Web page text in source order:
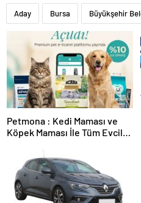
Aday Bursa Büyükşehir
Petmona : Kedi Maması ve
Köpek Maması İle Tüm Evcil